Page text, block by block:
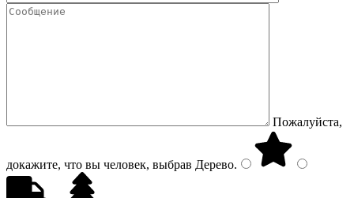
Пожалуйста,
докажите, что вы человек, выбрав Дерево.